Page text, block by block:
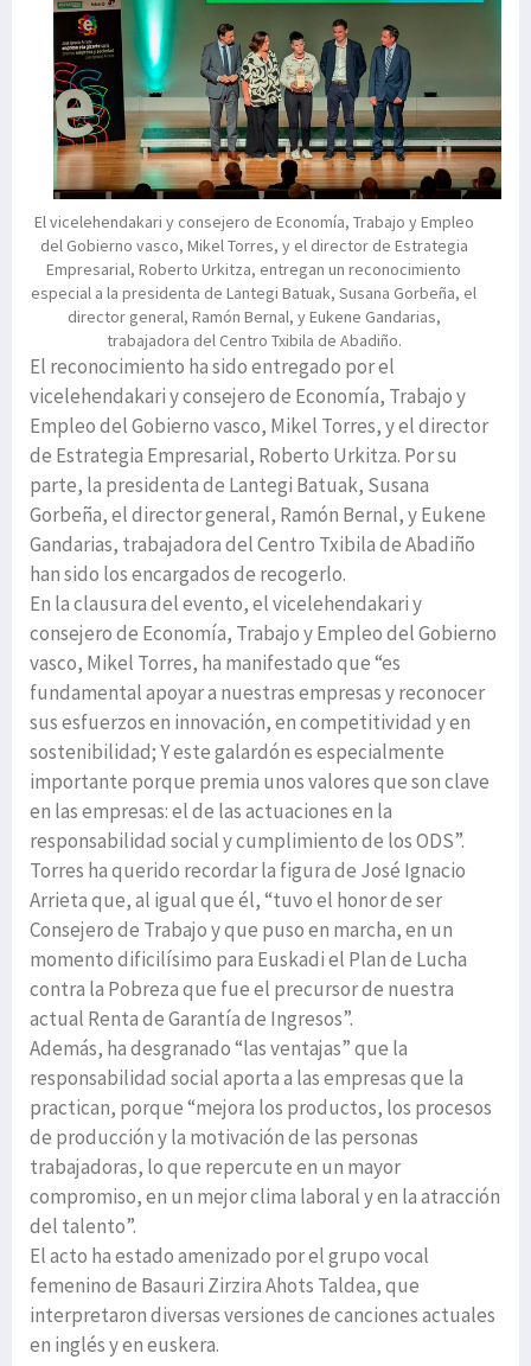
El vicelehendakari y consejero de Economía, Trabajo y Empleo
del Gobierno vasco, Mikel Torres, y el director de Estrategia
Empresarial, Roberto Urkitza, entregan un reconocimiento
especial a la presidenta de Lantegi Batuak, Susana Gorbeña, el
director general, Ramón Bernal, y Eukene Gandarias,
trabajadora del Centro Txibila de Abadiño.
El reconocimiento ha sido entregado por el
vicelehendakari y consejero de Economía, Trabajo y
Empleo del Gobierno vasco, Mikel Torres, y el director
de Estrategia Empresarial, Roberto Urkitza. Por su
parte, la presidenta de Lantegi Batuak, Susana
Gorbeña, el director general, Ramón Bernal, y Eukene
Gandarias, trabajadora del Centro Txibila de Abadiño
han sido los encargados de recogerlo.
En la clausura del evento, el vicelehendakari y
consejero de Economía, Trabajo y Empleo del Gobierno
vasco, Mikel Torres, ha manifestado que “es
fundamental apoyar a nuestras empresas y reconocer
sus esfuerzos en innovación, en competitividad y en
sostenibilidad; Y este galardón es especialmente
importante porque premia unos valores que son clave
en las empresas: el de las actuaciones en la
responsabilidad social y cumplimiento de los ODS”.
Torres ha querido recordar la figura de José Ignacio
Arrieta que, al igual que él, “tuvo el honor de ser
Consejero de Trabajo y que puso en marcha, en un
momento dificilísimo para Euskadi el Plan de Lucha
contra la Pobreza que fue el precursor de nuestra
actual Renta de Garantía de Ingresos”.
Además, ha desgranado “las ventajas” que la
responsabilidad social aporta a las empresas que la
practican, porque “mejora los productos, los procesos
de producción y la motivación de las personas
trabajadoras, lo que repercute en un mayor
compromiso, en un mejor clima laboral y en la atracción
del talento”.
El acto ha estado amenizado por el grupo vocal
femenino de Basauri Zirzira Ahots Taldea, que
interpretaron diversas versiones de canciones actuales
en inglés y en euskera.